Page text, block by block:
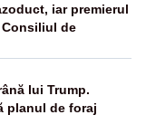
iar premierul
de
lui Trump.
planul de foraj